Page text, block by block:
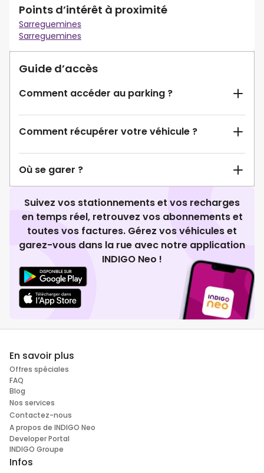
Points d’intérêt à proximité
Sarreguemines
Sarreguemines
Guide d’accès
Comment accéder au parking ?
Comment récupérer votre véhicule ?
Où se garer ?
Suivez vos stationnements et vos recharges
en temps réel, retrouvez vos abonnements et
toutes vos factures. Gérez vos véhicules et
garez-vous dans la rue avec notre application
INDIGO Neo !
En savoir plus
Offres spéciales
FAQ
Blog
Nos services
Contactez-nous
A propos de INDIGO Neo
Developer Portal
INDIGO Groupe
Infos